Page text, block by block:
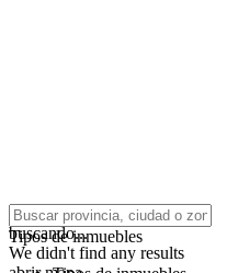
click to enable zoom
buscando...
We didn't find any results
Tipos de inmuebles